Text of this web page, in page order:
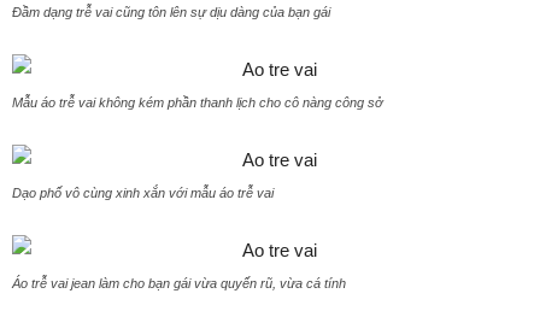
Đầm dạng trễ vai cũng tôn lên sự dịu dàng của bạn gái
Mẫu áo trễ vai không kém phần thanh lịch cho cô nàng công sở
Dạo phố vô cùng xinh xắn với mẫu áo trễ vai
Áo trễ vai jean làm cho bạn gái vừa quyến rũ, vừa cá tính